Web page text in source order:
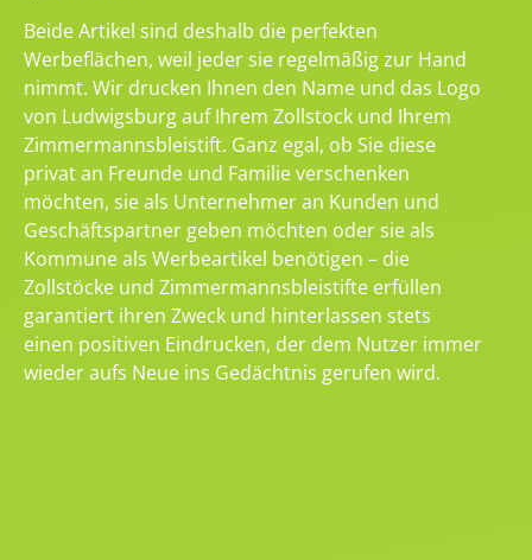
Beide Artikel sind deshalb die perfekten
Werbeflächen, weil jeder sie regelmäßig zur Hand
nimmt. Wir drucken Ihnen den Name und das Logo
von Ludwigsburg auf Ihrem Zollstock und Ihrem
Zimmermannsbleistift. Ganz egal, ob Sie diese
privat an Freunde und Familie verschenken
möchten, sie als Unternehmer an Kunden und
Geschäftspartner geben möchten oder sie als
Kommune als Werbeartikel benötigen – die
Zollstöcke und Zimmermannsbleistifte erfüllen
garantiert ihren Zweck und hinterlassen stets
einen positiven Eindrucken, der dem Nutzer immer
wieder aufs Neue ins Gedächtnis gerufen wird.